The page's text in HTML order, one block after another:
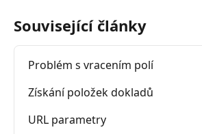
Související články
Problém s vracením polí
Získání položek dokladů
URL parametry